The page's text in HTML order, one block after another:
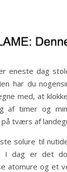
eneste dag
har du
med, at
af timer og
på tværs af
solure til
I dag er det
atomure og et